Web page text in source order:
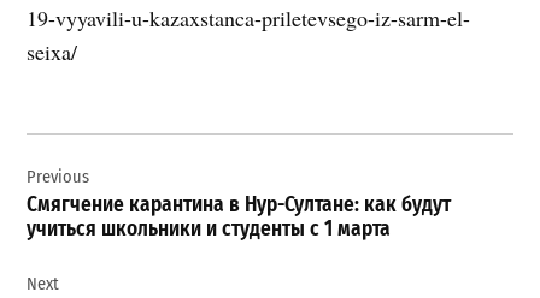
19-vyyavili-u-kazaxstanca-priletevsego-iz-sarm-el-
seixa/
по
записям
Previous
Смягчение карантина в Нур-Султане: как будут
учиться школьники и студенты с 1 марта
Next